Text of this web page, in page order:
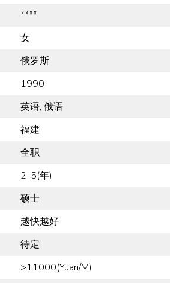
****
女
俄罗斯
1990
英语, 俄语
福建
全职
2-5(年)
硕士
越快越好
待定
>11000(Yuan/M)